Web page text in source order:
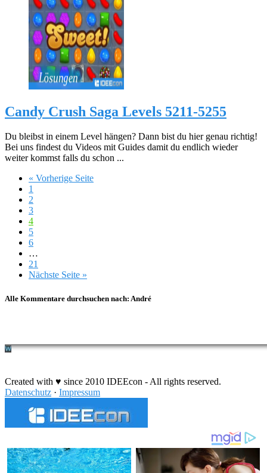
Candy Crush Saga Levels 5211-5255
Du bleibst in einem Level hängen? Dann bist du hier genau richtig!
Bei uns findest du Videos mit Guides damit du endlich wieder
weiter kommst falls du schon ...
« Vorherige Seite
1
2
3
4
5
6
…
21
Nächste Seite »
Alle Kommentare durchsuchen nach: André
Created with ♥ since 2010 IDEEcon - All rights reserved.
Datenschutz · Impressum